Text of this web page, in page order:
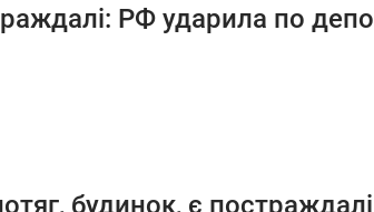
РФ ударила по депо
будинок, є постраждалі